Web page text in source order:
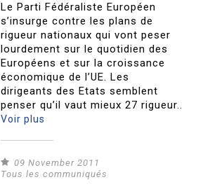
Le Parti Fédéraliste Européen
s’insurge contre les plans de
rigueur nationaux qui vont peser
lourdement sur le quotidien des
Européens et sur la croissance
économique de l’UE. Les
dirigeants des Etats semblent
penser qu’il vaut mieux 27 rigueur..
Voir plus
09 November 2011
Tous les communiqués